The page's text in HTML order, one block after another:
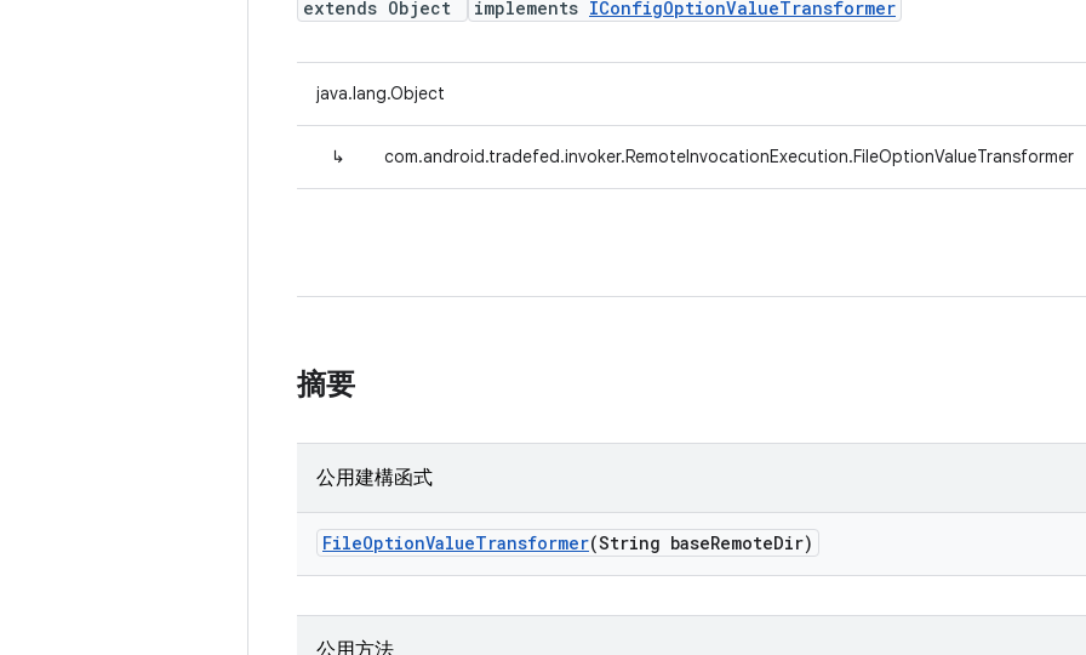
extends Object
implements IConfigOptionValueTransformer
java.lang.Object
↳ com.android.tradefed.invoker.RemoteInvocationExecution.FileOptionValueTransformer
摘要
公用建構函式
FileOptionValueTransformer(String baseRemoteDir)
公用方法